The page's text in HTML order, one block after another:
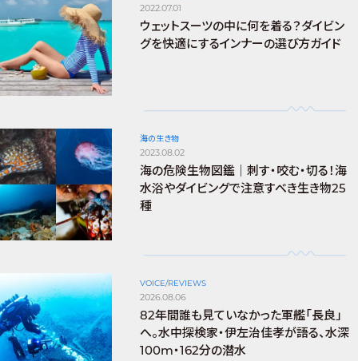
2022.07.01
ウェットスーツの中に何を着る？ダイビン
グを快適にするインナーの選び方ガイド
海の生き物
2023.08.02
海の危険生物図鑑｜刺す・咬む・切る！海
水浴やダイビングで注意すべき生き物25
種
VOICE/REVIEWS
2026.08.06
82年間誰も見ていなかった軍艦「長良」
へ。水中探検家・伊左治佳孝が語る、水深
100m・162分の潜水